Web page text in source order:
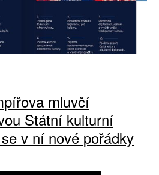
mluvčí
Státní kulturní
v ní nové pořádky